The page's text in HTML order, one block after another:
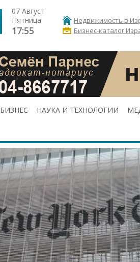
07 Август
Пятница
17:55
Недвижимость в
Бизнес-каталог
БИЗНЕС НАУКА И ТЕХНОЛОГИИ